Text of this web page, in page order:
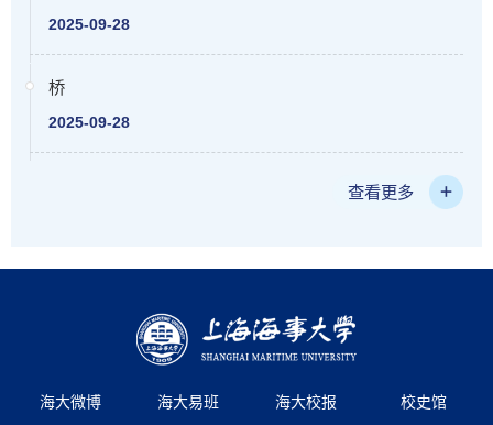
2025-09-28
桥
2025-09-28
查看更多
海大微博 海大易班 海大校报
校史馆